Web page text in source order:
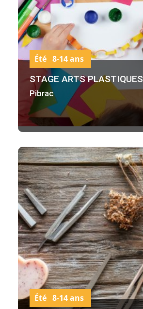
STAGE ARTS PLASTIQUES
Pibrac
Été 8-14 ans
Été 8-14 ans